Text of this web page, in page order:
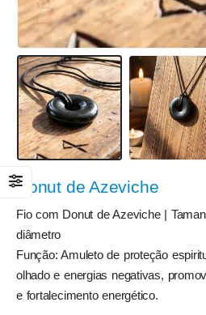
Donut de Azeviche
Fio com Donut de Azeviche |
diâmetro
Função: Amuleto de proteção
olhado e energias negativas,
e fortalecimento energético.